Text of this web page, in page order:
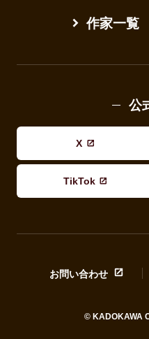
作家一覧
公
X
TikTok
お問い合わせ
© KADOKAWA